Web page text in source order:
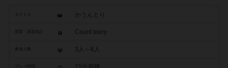
タイトル かうんとり
原題・英題表記 Count leery
参加人数 3人～6人
15分前後